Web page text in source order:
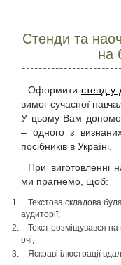
Стенди та
на
Оформити стенд у
вимог сучасної
У цьому Вам
– одного з
посібників в Україні.
При виготовленні
ми прагнемо, щоб:
Текстова складова була
аудиторії;
Текст розміщувався на
очі;
Яскраві ілюстрації